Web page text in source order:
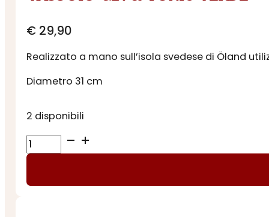
€ 29,90
Realizzato a mano sull’isola svedese di Öland
Diametro 31 cm
2 disponibili
VASSOIO
GIN
TONIC